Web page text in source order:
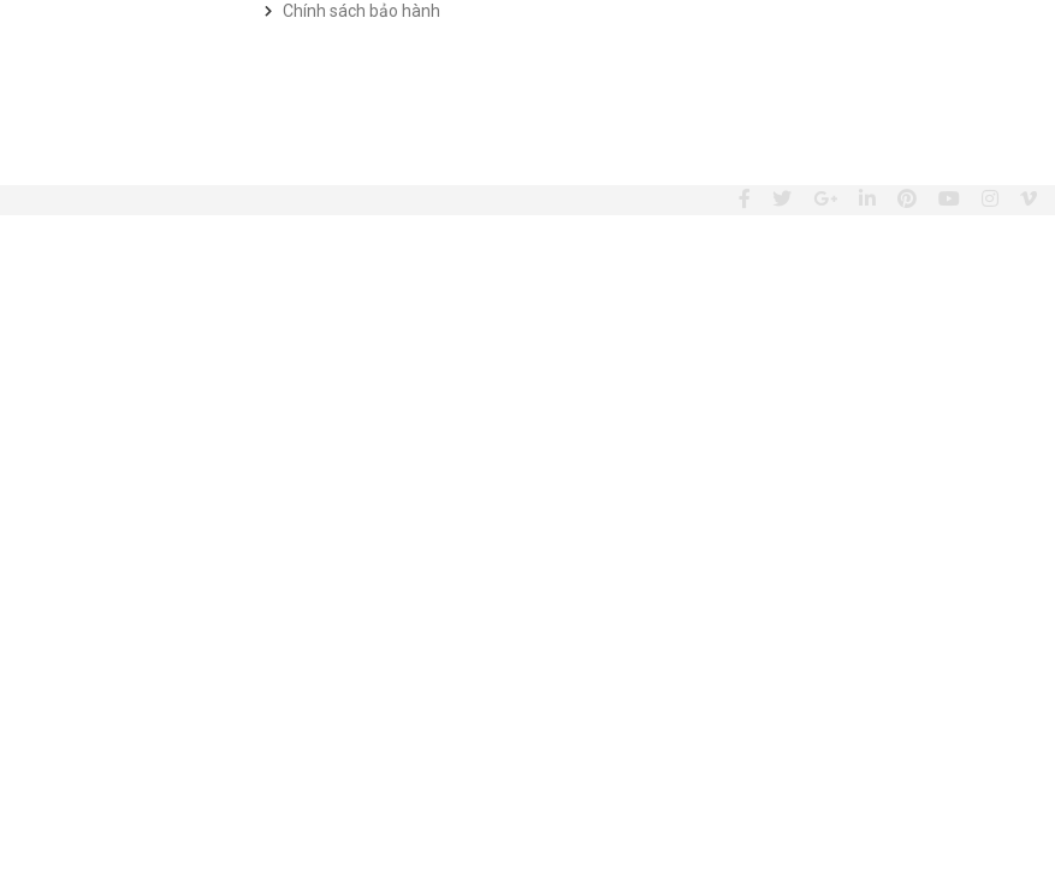
Chính sách bảo hành